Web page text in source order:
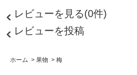
レビューを見る(0件)
レビューを投稿
ホーム > 果物 > 梅